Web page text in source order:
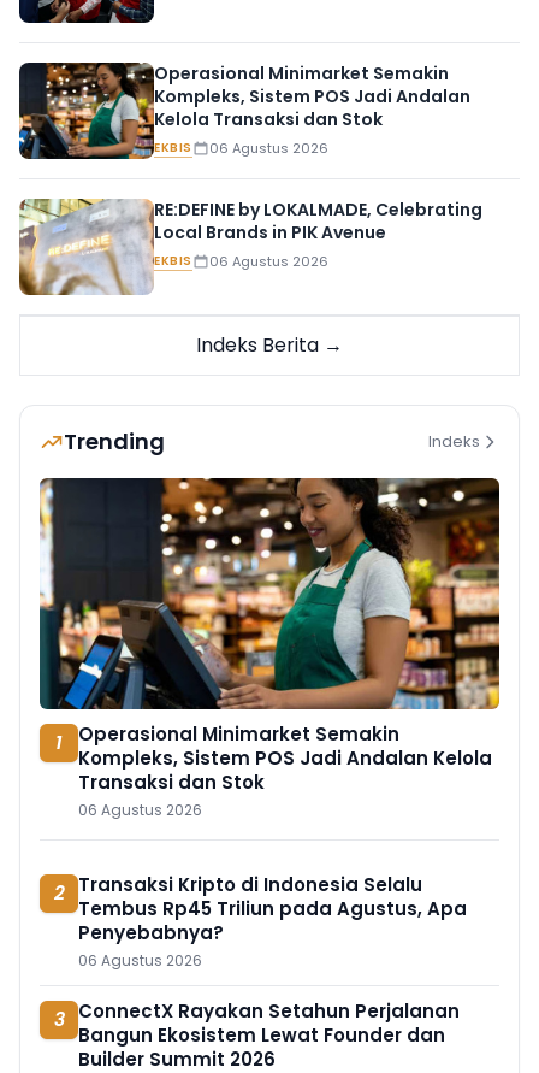
Operasional Minimarket Semakin
Kompleks, Sistem POS Jadi Andalan
Kelola Transaksi dan Stok
EKBIS 06 Agustus 2026
RE:DEFINE by LOKALMADE, Celebrating
Local Brands in PIK Avenue
EKBIS 06 Agustus 2026
Indeks Berita →
Trending Indeks
1
Operasional Minimarket Semakin
Kompleks, Sistem POS Jadi Andalan Kelola
Transaksi dan Stok
06 Agustus 2026
2 Transaksi Kripto di Indonesia Selalu
Tembus Rp45 Triliun pada Agustus, Apa
Penyebabnya?
06 Agustus 2026
3 ConnectX Rayakan Setahun Perjalanan
Bangun Ekosistem Lewat Founder dan
Builder Summit 2026